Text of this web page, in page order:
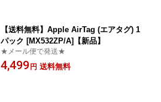
【送料無料】Apple AirTag (エアタグ) 1
パック [MX532ZP/A]【新品】
★メール便で発送★
4,499 円 送料無料